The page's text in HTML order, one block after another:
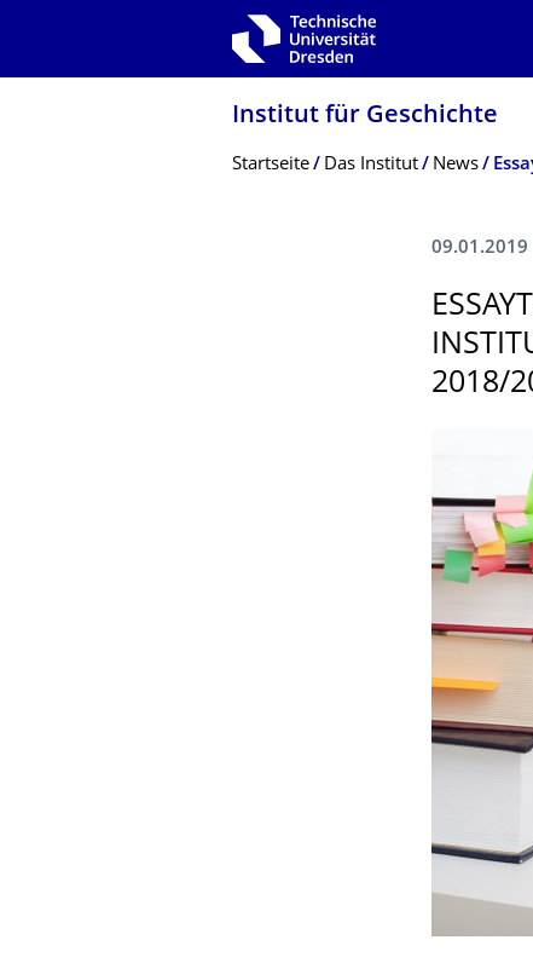
Zur Hauptnavigation springen
Institut für Geschichte
Breadcrumb-Menü
Startseite Das Institut News
09.01.2019
2018/